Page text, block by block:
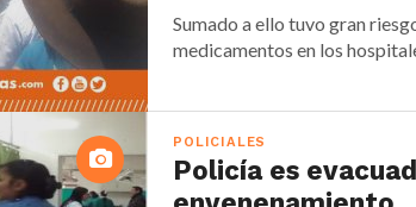
Sumado a ello tuvo gran
medicamentos en los
POLICIALES
Policía es